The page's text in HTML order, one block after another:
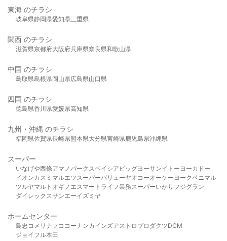
東海 のチラシ
岐阜県静岡県愛知県三重県
関西 のチラシ
滋賀県京都府大阪府兵庫県奈良県和歌山県
中国 のチラシ
鳥取県島根県岡山県広島県山口県
四国 のチラシ
徳島県香川県愛媛県高知県
九州・沖縄 のチラシ
福岡県佐賀県長崎県熊本県大分県宮崎県鹿児島県沖縄県
スーパー
いなげや西條アマノパークスベイシア ビッグヨーサンイトーヨーカドー
イオンカスミ マルエツスーパーバリューヤオコーオーケー ヨークベニマル
ツルヤマルト オギノ エスマート ライフ業務スーパーいかり フジグラン
ダイレックスサンエーイズミヤ
ホームセンター
島忠 コメリ ナフコ コーナンカインズアストロプロダクツDCM
ジョイフル本田